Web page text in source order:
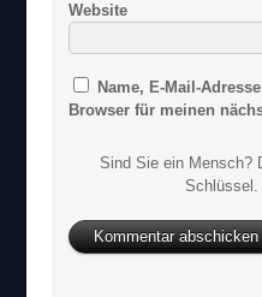
Website
Name, E-Mail-
Browser für meinen
Sind Sie ein Mensch?
Schlüssel .